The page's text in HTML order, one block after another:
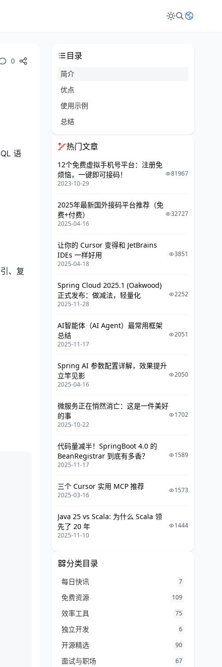
0
语
、复
目录
简介
优点
使用示例
总结
热门文章
12个免费虚拟手机号平台：注册免
烦恼，一键即可接码！
2023-10-29
81967
2025年最新国外接码平台推荐（免
费+付费）
2025-04-16
32727
让你的 Cursor 变得和 JetBrains
IDEs 一样好用
2025-04-18
3851
Spring Cloud 2025.1 (Oakwood)
正式发布：做减法，轻量化
2025-11-28
2252
AI智能体（AI Agent）最常用框架
总结
2025-11-17
2051
Spring AI 参数配置详解，效果提升
立竿见影
2025-04-16
2050
微服务正在悄然消亡：这是一件美好
的事
2025-10-22
1702
代码量减半！SpringBoot 4.0 的
BeanRegistrar 到底有多香？
2025-11-17
1589
三个 Cursor 实用 MCP 推荐
2025-03-16
1573
Java 25 vs Scala: 为什么 Scala 领
先了 20 年
2025-11-10
1444
分类目录
每日快讯 7
免费资源 109
效率工具 75
独立开发 6
开源精选 90
面试与职场 67